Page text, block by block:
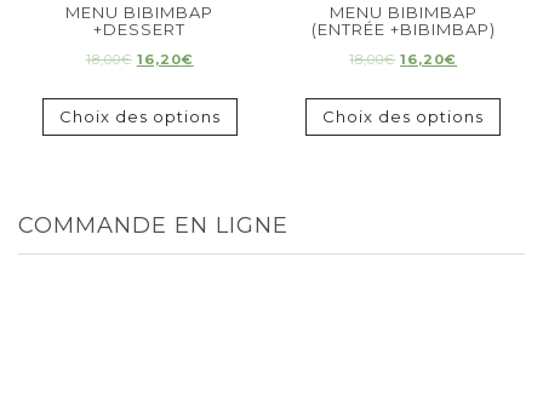
MENU BIBIMBAP
+DESSERT
18,00€ 16,20€
Choix des options
MENU BIBIMBAP
(ENTRÉE +BIBIMBAP)
18,00€ 16,20€
Choix des options
COMMANDE EN LIGNE